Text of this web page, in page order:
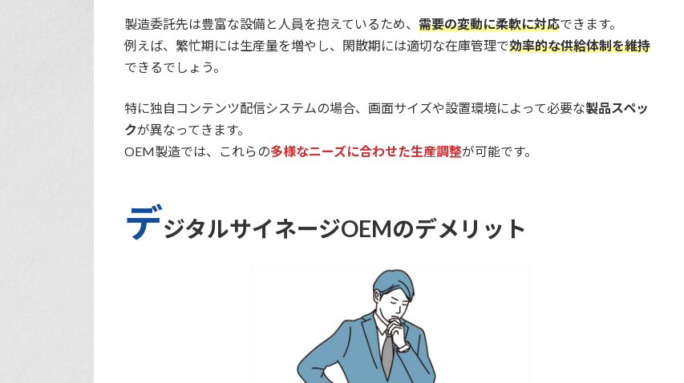
製造委託先は豊富な設備と人員を抱えているため、需要の変動に柔軟に対応できます。
例えば、繁忙期には生産量を増やし、閑散期には適切な在庫管理で効率的な供給体制を維持
できるでしょう。
特に独自コンテンツ配信システムの場合、画面サイズや設置環境によって必要な製品スペッ
クが異なってきます。
OEM製造では、これらの多様なニーズに合わせた生産調整が可能です。
デジタルサイネージOEMのデメリット